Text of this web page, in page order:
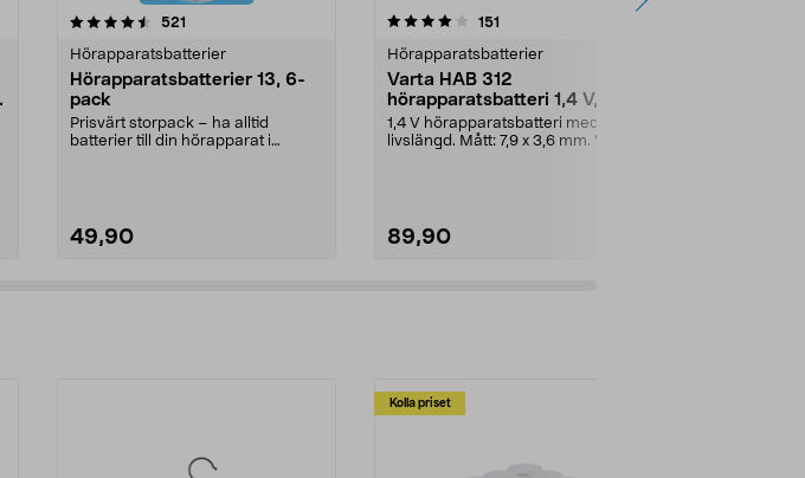
521
Hörapparatsbatterier
Hörapparatsbatterier 13, 6-
pack
Prisvärt storpack – ha alltid
batterier till din hörapparat i
49,90
4.0 av 5 stjärnor 151
Hörapparatsbatterier
Varta HAB 312
hörapparatsbatteri 1,4 V, 8-
pack
1,4 V hörapparatsbatteri med lång
livslängd. Mått: 7,9 x 3,6 mm. Varta
89,90
4.5 av 5 stjärnor
Kolla priset